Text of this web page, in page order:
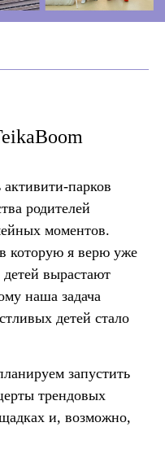
парков
родителей
моментов.
которую я верю уже
вырастают
наша задача
детей стало
запустить
трендовых
и, возможно,